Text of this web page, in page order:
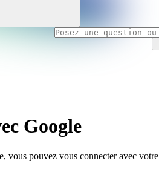
Google
vous pouvez vous connecter avec votre